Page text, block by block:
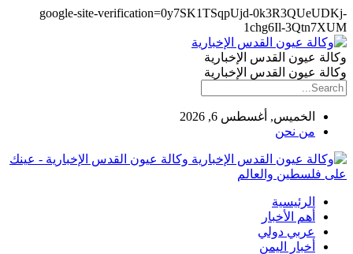
google-site-verification=0y7SK1TSqpUjd-0k3R3QUeUDKj-
1chg6Il-3Qtn7XUM
وكالة عيون القدس الإخبارية
وكالة عيون القدس الإخبارية
الخميس, أغسطس 6, 2026
من نحن
وكالة عيون القدس الإخبارية - عينك
على فلسطين والعالم
الرئيسية
أهم الأخبار
عربي دولي
أخبار اليمن